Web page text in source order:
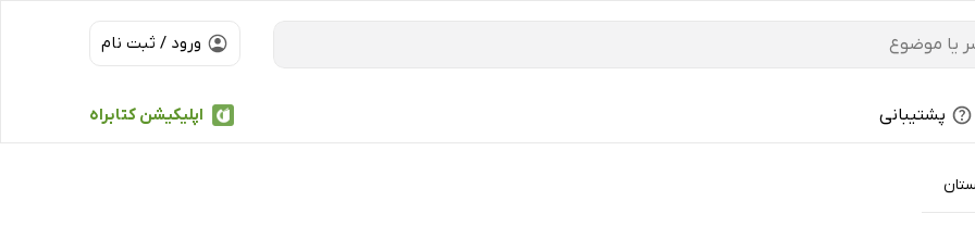
ورود / ثبت نام
اپلیکیشن کتابراه پشتیبانی